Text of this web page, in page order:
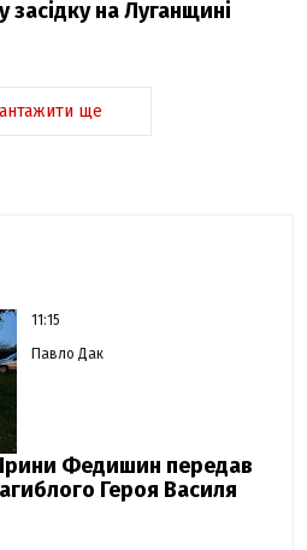
засідку на Луганщині
ще
11:15
Павло Дак
Федишин передав
Героя Василя